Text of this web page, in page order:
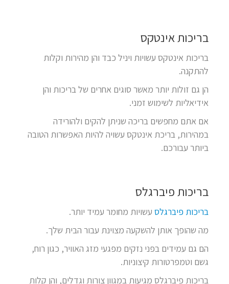
בריכות אינטקס
בריכות אינטקס עשויות ויניל כבד והן מהירות וקלות
להתקנה.
הן גם זולות יותר מאשר סוגים אחרים של בריכות והן
אידיאליות לשימוש זמני.
אם אתם מחפשים בריכה שניתן להקים ולהורידה
במהירות, בריכת אינטקס עשויה להיות האפשרות הטובה
ביותר עבורכם.
בריכות פיברגלס
בריכות פיברגלס עשויות מחומר עמיד יותר.
מה שהופך אותן להשקעה מצוינת עבור הבית שלך.
הם גם עמידים בפני נזקים מפגעי מזג האוויר, כגון רוח,
גשם וטמפרטורות קיצוניות.
בריכות פיברגלס מגיעות במגוון צורות וגדלים, והן קלות